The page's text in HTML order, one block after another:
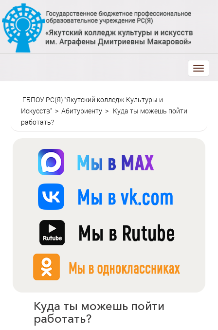
trk
ГБПОУ РС(Я) "Якутский колледж Культуры и
Искусств" > Абитуриенту > Куда ты можешь пойти
работать?
Куда ты можешь пойти
работать?